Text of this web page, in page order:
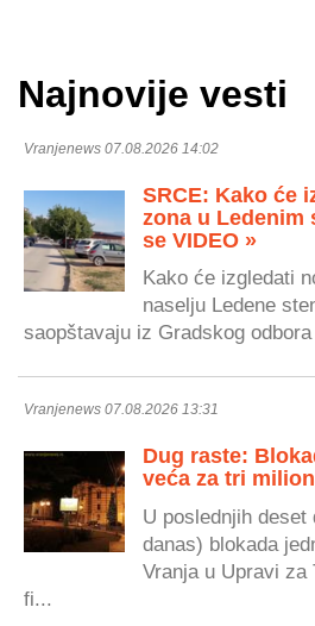
Najnovije vesti
Vranjenews 07.08.2026 14:02
SRCE: Kako će
zona u Ledenim
se VIDEO »
Kako će izgledati
naselju Ledene
saopštavaju iz Gradskog
Vranjenews 07.08.2026 13:31
Dug raste:
veća za tri
U poslednjih deset
danas) blokada
Vranja u Upravi za
fi...